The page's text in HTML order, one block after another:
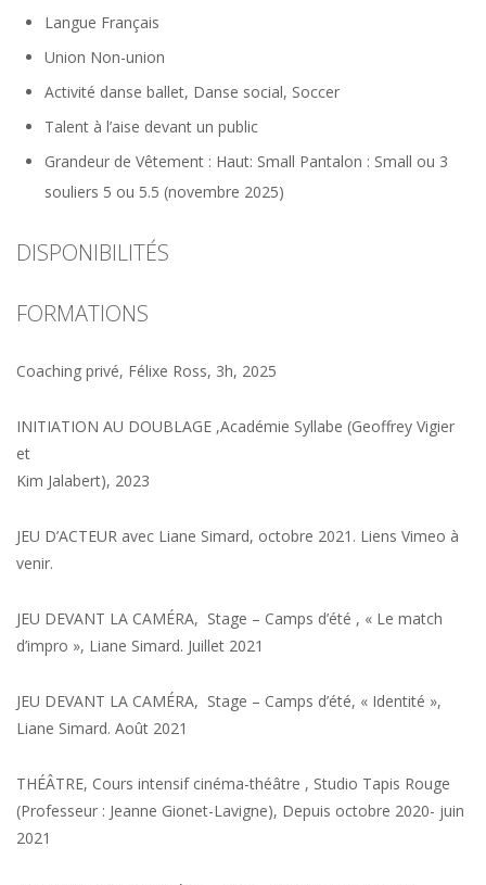
Langue Français
Union Non-union
Activité danse ballet, Danse social, Soccer
Talent à l’aise devant un public
Grandeur de Vêtement : Haut: Small Pantalon : Small ou 3
souliers 5 ou 5.5 (novembre 2025)
DISPONIBILITÉS
FORMATIONS
Coaching privé, Félixe Ross, 3h, 2025
INITIATION AU DOUBLAGE ,Académie Syllabe (Geoffrey Vigier
et
Kim Jalabert), 2023
JEU D’ACTEUR avec Liane Simard, octobre 2021. Liens Vimeo à
venir.
JEU DEVANT LA CAMÉRA, Stage – Camps d’été , « Le match
d’impro », Liane Simard. Juillet 2021
JEU DEVANT LA CAMÉRA, Stage – Camps d’été, « Identité »,
Liane Simard. Août 2021
THÉÂTRE, Cours intensif cinéma-théâtre , Studio Tapis Rouge
(Professeur : Jeanne Gionet-Lavigne), Depuis octobre 2020- juin
2021